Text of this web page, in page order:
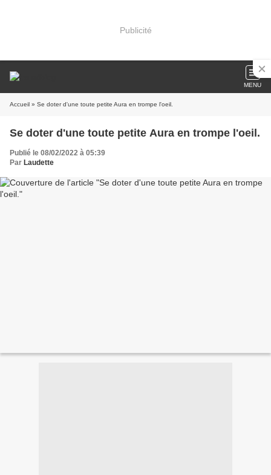
Publicité
MENU
Accueil » Se doter d'une toute petite Aura en trompe l'oeil.
Se doter d'une toute petite Aura en trompe l'oeil.
Publié le 08/02/2022 à 05:39
Par Laudette